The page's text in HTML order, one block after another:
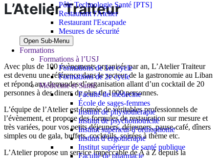
Pôle Technologie Santé [PTS]
Restaurant l'Atelier
Restaurant l'Escapade
Mesures de sécurité
Open Sub-Menu
Formations
Formations à l’USJ
Formations de 1er cycle
Formations de 2e cycle
Médecine et Santé
Faculté de médecine
École de sages-femmes
Institut de physiothérapie
Institut de psychomotricité
Institut supérieur d’orthophonie
Institut d’ergothérapie
Institut supérieur de santé publique
Faculté de pharmacie
L’Atelier Traiteur
Avec plus de 100 évènements organisés par an, L’Atelier Traiteur
est devenu une référence dans le secteur de la gastronomie au Liban
et répond aux demandes d’organisation allant d’un cocktail de 20
personnes à des diners de plus de 1000 personnes.
L’équipe de l’Atelier est formée de véritables professionnels de
l’évènement, et propose des formules de restauration sur mesure et
très variées, pour vos petits déjeuners, déjeuners, pause-café, dîners
simples ou de gala, buffets, cocktails, soirées à thème etc.
L’Atelier propose un service impeccable de A à Z depuis la